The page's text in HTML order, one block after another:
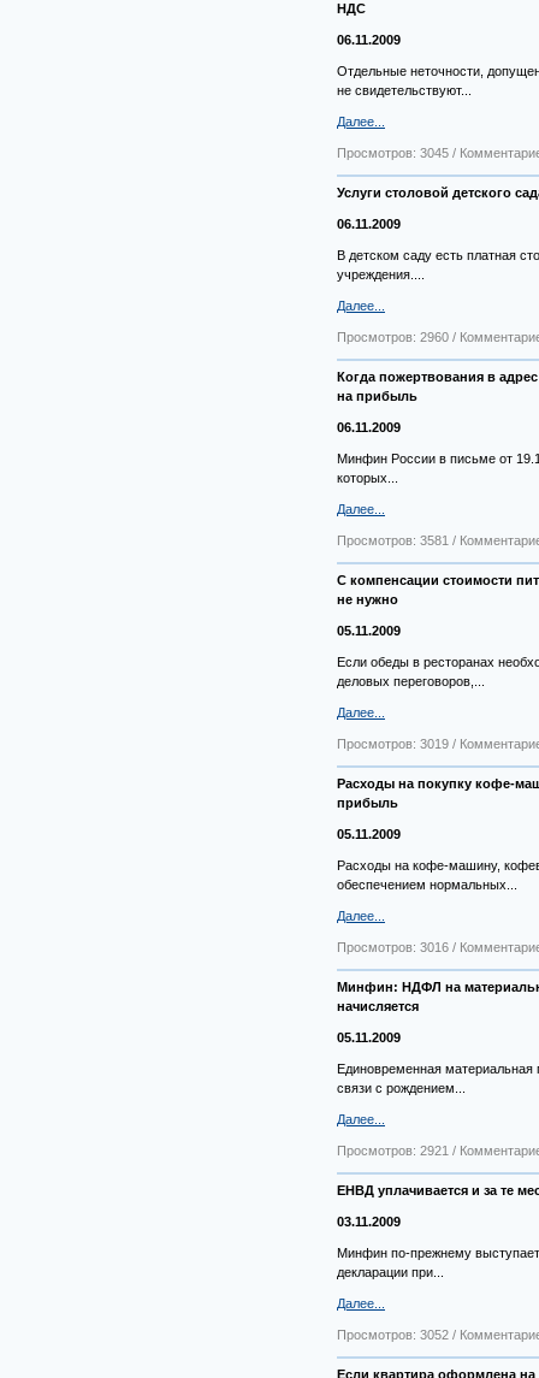
НДС
06.11.2009
Отдельные неточности,
не свидетельствуют...
Далее...
Просмотров: 3045 /
Услуги столовой детского
06.11.2009
В детском саду есть платная
учреждения....
Далее...
Просмотров: 2960 /
Когда пожертвования в
на прибыль
06.11.2009
Минфин России в письме от
которых...
Далее...
Просмотров: 3581 /
С компенсации стоимости
не нужно
05.11.2009
Если обеды в ресторанах
деловых переговоров,...
Далее...
Просмотров: 3019 /
Расходы на покупку кофе-
прибыль
05.11.2009
Расходы на кофе-машину,
обеспечением нормальных...
Далее...
Просмотров: 3016 /
Минфин: НДФЛ на
начисляется
05.11.2009
Единовременная материальная
связи с рождением...
Далее...
Просмотров: 2921 /
ЕНВД уплачивается и за те
03.11.2009
Минфин по-прежнему
декларации при...
Далее...
Просмотров: 3052 /
Если квартира оформлена